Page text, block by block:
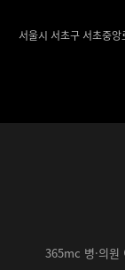
서울시 서초구 서초중
365mc 병·의원